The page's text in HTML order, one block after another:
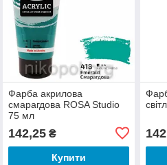
Фарба акрилова
смарагдова ROSA Studio
75 мл
142,25₴
Купити